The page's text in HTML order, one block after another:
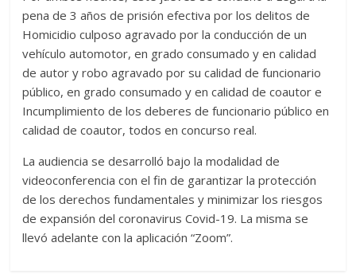
pena de 3 años de prisión efectiva por los delitos de
Homicidio culposo agravado por la conducción de un
vehículo automotor, en grado consumado y en calidad
de autor y robo agravado por su calidad de funcionario
público, en grado consumado y en calidad de coautor e
Incumplimiento de los deberes de funcionario público en
calidad de coautor, todos en concurso real.
La audiencia se desarrolló bajo la modalidad de
videoconferencia con el fin de garantizar la protección
de los derechos fundamentales y minimizar los riesgos
de expansión del coronavirus Covid-19. La misma se
llevó adelante con la aplicación “Zoom”.